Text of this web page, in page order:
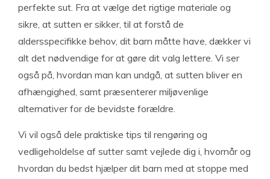
perfekte sut. Fra at vælge det rigtige materiale og
sikre, at sutten er sikker, til at forstå de
aldersspecifikke behov, dit barn måtte have, dækker vi
alt det nødvendige for at gøre dit valg lettere. Vi ser
også på, hvordan man kan undgå, at sutten bliver en
afhængighed, samt præsenterer miljøvenlige
alternativer for de bevidste forældre.
Vi vil også dele praktiske tips til rengøring og
vedligeholdelse af sutter samt vejlede dig i, hvornår og
hvordan du bedst hjælper dit barn med at stoppe med